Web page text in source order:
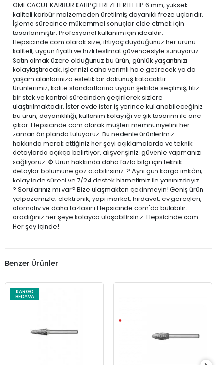
OMEGACUT KARBÜR KALIPÇI FREZELERİ H TİP 6 mm, yüksek
kaliteli karbür malzemeden üretilmiş dayanıklı freze uçlarıdır.
İşleme sürecinde mükemmel sonuçlar elde etmek için
tasarlanmıştır. Profesyonel kullanım için idealdir.
Hepsicinde.com olarak size, ihtiyaç duyduğunuz her ürünü
kaliteli, uygun fiyatlı ve hızlı teslimat güvencesiyle sunuyoruz.
Satın almak üzere olduğunuz bu ürün, günlük yaşantınızı
kolaylaştıracak, işlerinizi daha verimli hale getirecek ya da
yaşam alanlarınıza estetik bir dokunuş katacaktır.
Ürünlerimiz, kalite standartlarına uygun şekilde seçilmiş, titiz
bir stok ve kontrol sürecinden geçirilerek sizlere
ulaştırılmaktadır. İster evde ister iş yerinde kullanabileceğiniz
bu ürün, dayanıklılığı, kullanım kolaylığı ve şık tasarımı ile öne
çıkar. Hepsicinde.com olarak müşteri memnuniyetini her
zaman ön planda tutuyoruz. Bu nedenle ürünlerimiz
hakkında merak ettiğiniz her şeyi açıklamalarda ve teknik
detaylarda açıkça belirtiyor, alışverişinizi güvenle yapmanızı
sağlıyoruz. ⚙️ Ürün hakkında daha fazla bilgi için teknik
detaylar bölümüne göz atabilirsiniz. ? Aynı gün kargo imkânı,
kolay iade süreci ve 7/24 destek hizmetimiz ile yanınızdayız.
? Sorularınız mı var? Bize ulaşmaktan çekinmeyin! Geniş ürün
yelpazemizle; elektronik, yapı market, hırdavat, ev gereçleri,
otomotiv ve daha fazlasını Hepsicinde.com'da bulabilir,
aradığınız her şeye kolayca ulaşabilirsiniz. Hepsicinde.com –
Her şey içinde!
Benzer Ürünler
KARGO
BEDAVA